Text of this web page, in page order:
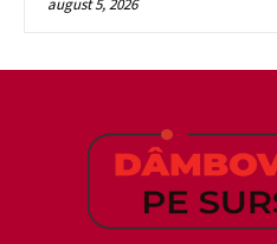
august 5, 2026